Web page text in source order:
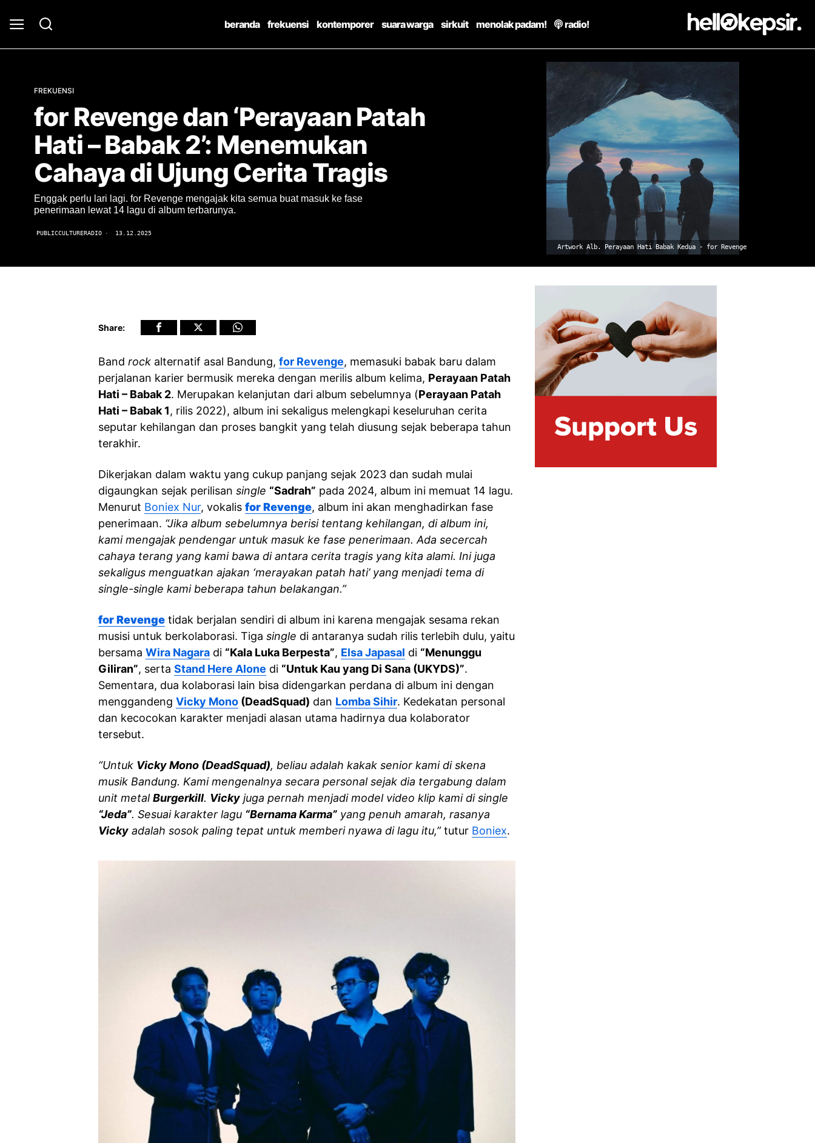
beranda frekuensi kontemporer suara warga sirkuit menolak padam! radio!
Artwork Alb. Perayaan Hati Babak Kedua - for Revenge
FREKUENSI
for Revenge dan ‘Perayaan Patah
Hati – Babak 2’: Menemukan
Cahaya di Ujung Cerita Tragis
Enggak perlu lari lagi. for Revenge mengajak kita semua buat masuk ke fase
penerimaan lewat 14 lagu di album terbarunya.
PUBLICCULTURERADIO 13.12.2025
Share:
Band rock alternatif asal Bandung, for Revenge, memasuki babak baru dalam
perjalanan karier bermusik mereka dengan merilis album kelima, Perayaan Patah
Hati – Babak 2. Merupakan kelanjutan dari album sebelumnya (Perayaan Patah
Hati – Babak 1, rilis 2022), album ini sekaligus melengkapi keseluruhan cerita
seputar kehilangan dan proses bangkit yang telah diusung sejak beberapa tahun
terakhir.
Dikerjakan dalam waktu yang cukup panjang sejak 2023 dan sudah mulai
digaungkan sejak perilisan single “Sadrah” pada 2024, album ini memuat 14 lagu.
Menurut Boniex Nur, vokalis for Revenge, album ini akan menghadirkan fase
penerimaan. “Jika album sebelumnya berisi tentang kehilangan, di album ini,
kami mengajak pendengar untuk masuk ke fase penerimaan. Ada secercah
cahaya terang yang kami bawa di antara cerita tragis yang kita alami. Ini juga
sekaligus menguatkan ajakan ‘merayakan patah hati’ yang menjadi tema di
single-single kami beberapa tahun belakangan.”
for Revenge tidak berjalan sendiri di album ini karena mengajak sesama rekan
musisi untuk berkolaborasi. Tiga single di antaranya sudah rilis terlebih dulu, yaitu
bersama Wira Nagara di “Kala Luka Berpesta”, Elsa Japasal di “Menunggu
Giliran”, serta Stand Here Alone di “Untuk Kau yang Di Sana (UKYDS)”.
Sementara, dua kolaborasi lain bisa didengarkan perdana di album ini dengan
menggandeng Vicky Mono (DeadSquad) dan Lomba Sihir. Kedekatan personal
dan kecocokan karakter menjadi alasan utama hadirnya dua kolaborator
tersebut.
“Untuk Vicky Mono (DeadSquad), beliau adalah kakak senior kami di skena
musik Bandung. Kami mengenalnya secara personal sejak dia tergabung dalam
unit metalBurgerkill. Vicky juga pernah menjadi model video klip kami di single
“Jeda”. Sesuai karakter lagu “Bernama Karma” yang penuh amarah, rasanya
Vicky adalah sosok paling tepat untuk memberi nyawa di lagu itu,”tutur Boniex.